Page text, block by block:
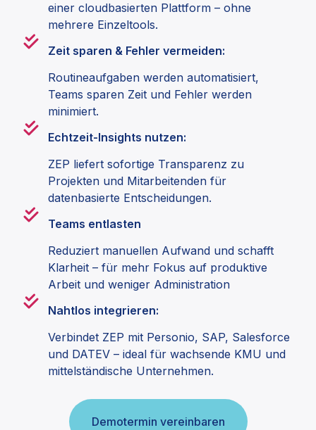
einer cloudbasierten Plattform – ohne
mehrere Einzeltools.
Zeit sparen & Fehler vermeiden:
Routineaufgaben werden automatisiert,
Teams sparen Zeit und Fehler werden
minimiert.
Echtzeit-Insights nutzen:
ZEP liefert sofortige Transparenz zu
Projekten und Mitarbeitenden für
datenbasierte Entscheidungen.
Teams entlasten
Reduziert manuellen Aufwand und schafft
Klarheit – für mehr Fokus auf produktive
Arbeit und weniger Administration
Nahtlos integrieren:
Verbindet ZEP mit Personio, SAP, Salesforce
und DATEV – ideal für wachsende KMU und
mittelständische Unternehmen.
Demotermin vereinbaren